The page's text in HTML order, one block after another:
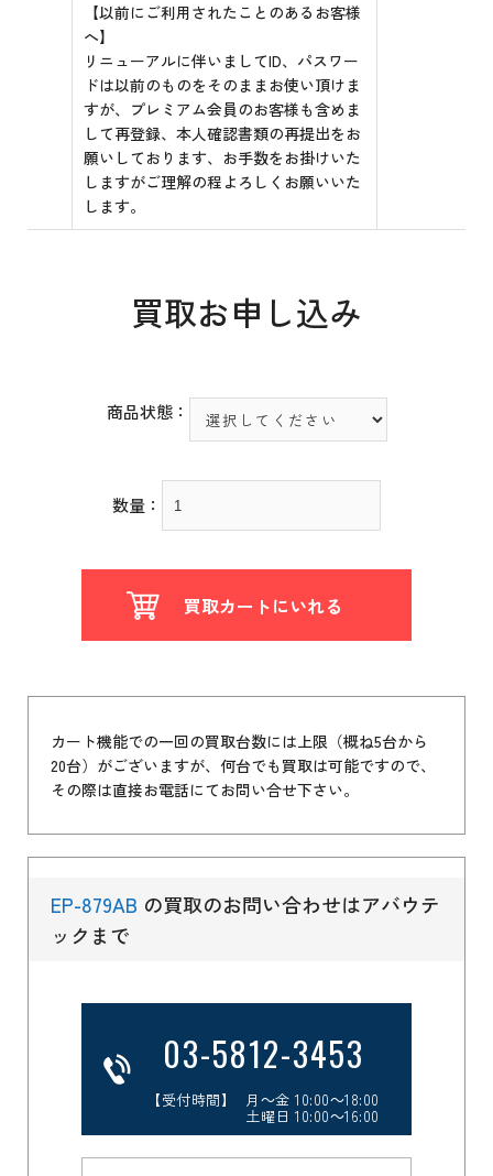
【以前にご利用されたことのあるお客様
へ】
リニューアルに伴いましてID、パスワー
ドは以前のものをそのままお使い頂けま
すが、プレミアム会員のお客様も含めま
して再登録、本人確認書類の再提出をお
願いしております、お手数をお掛けいた
しますがご理解の程よろしくお願いいた
します。
買取お申し込み
商品状態：
数量：
買取カートにいれる
カート機能での一回の買取台数には上限（概ね5台から
20台）がございますが、何台でも買取は可能ですので、
その際は直接お電話にてお問い合せ下さい。
EP-879AB の買取のお問い合わせはアバウテ
ックまで
03-5812-3453
【受付時間】 月～金 10:00～18:00
土曜日 10:00～16:00